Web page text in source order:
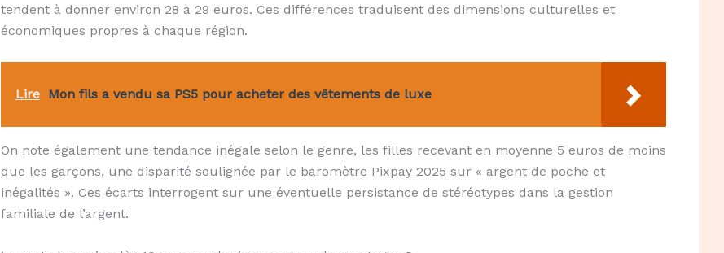
tendent à donner environ 28 à 29 euros. Ces différences traduisent des dimensions culturelles et
économiques propres à chaque région.
Lire Mon fils a vendu sa PS5 pour acheter des vêtements de luxe
On note également une tendance inégale selon le genre, les filles recevant en moyenne 5 euros de moins
que les garçons, une disparité soulignée par le baromètre Pixpay 2025 sur « argent de poche et
inégalités ». Ces écarts interrogent sur une éventuelle persistance de stéréotypes dans la gestion
familiale de l’argent.